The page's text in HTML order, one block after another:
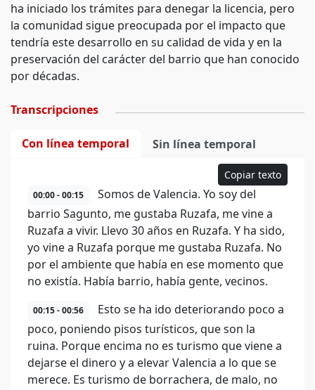
ha iniciado los trámites para denegar la licencia, pero
la comunidad sigue preocupada por el impacto que
tendría este desarrollo en su calidad de vida y en la
preservación del carácter del barrio que han conocido
por décadas.
Transcripciones
Con línea temporal Sin línea temporal
Copiar texto
00:00 - 00:15
Somos de Valencia. Yo soy del
barrio Sagunto, me gustaba Ruzafa, me vine a
Ruzafa a vivir. Llevo 30 años en Ruzafa. Y ha sido,
yo vine a Ruzafa porque me gustaba Ruzafa. No
por el ambiente que había en ese momento que
no existía. Había barrio, había gente, vecinos.
00:15 - 00:56
Esto se ha ido deteriorando poco a
poco, poniendo pisos turísticos, que son la
ruina. Porque encima no es turismo que viene a
dejarse el dinero y a elevar Valencia a lo que se
merece. Es turismo de borrachera, de malo, no